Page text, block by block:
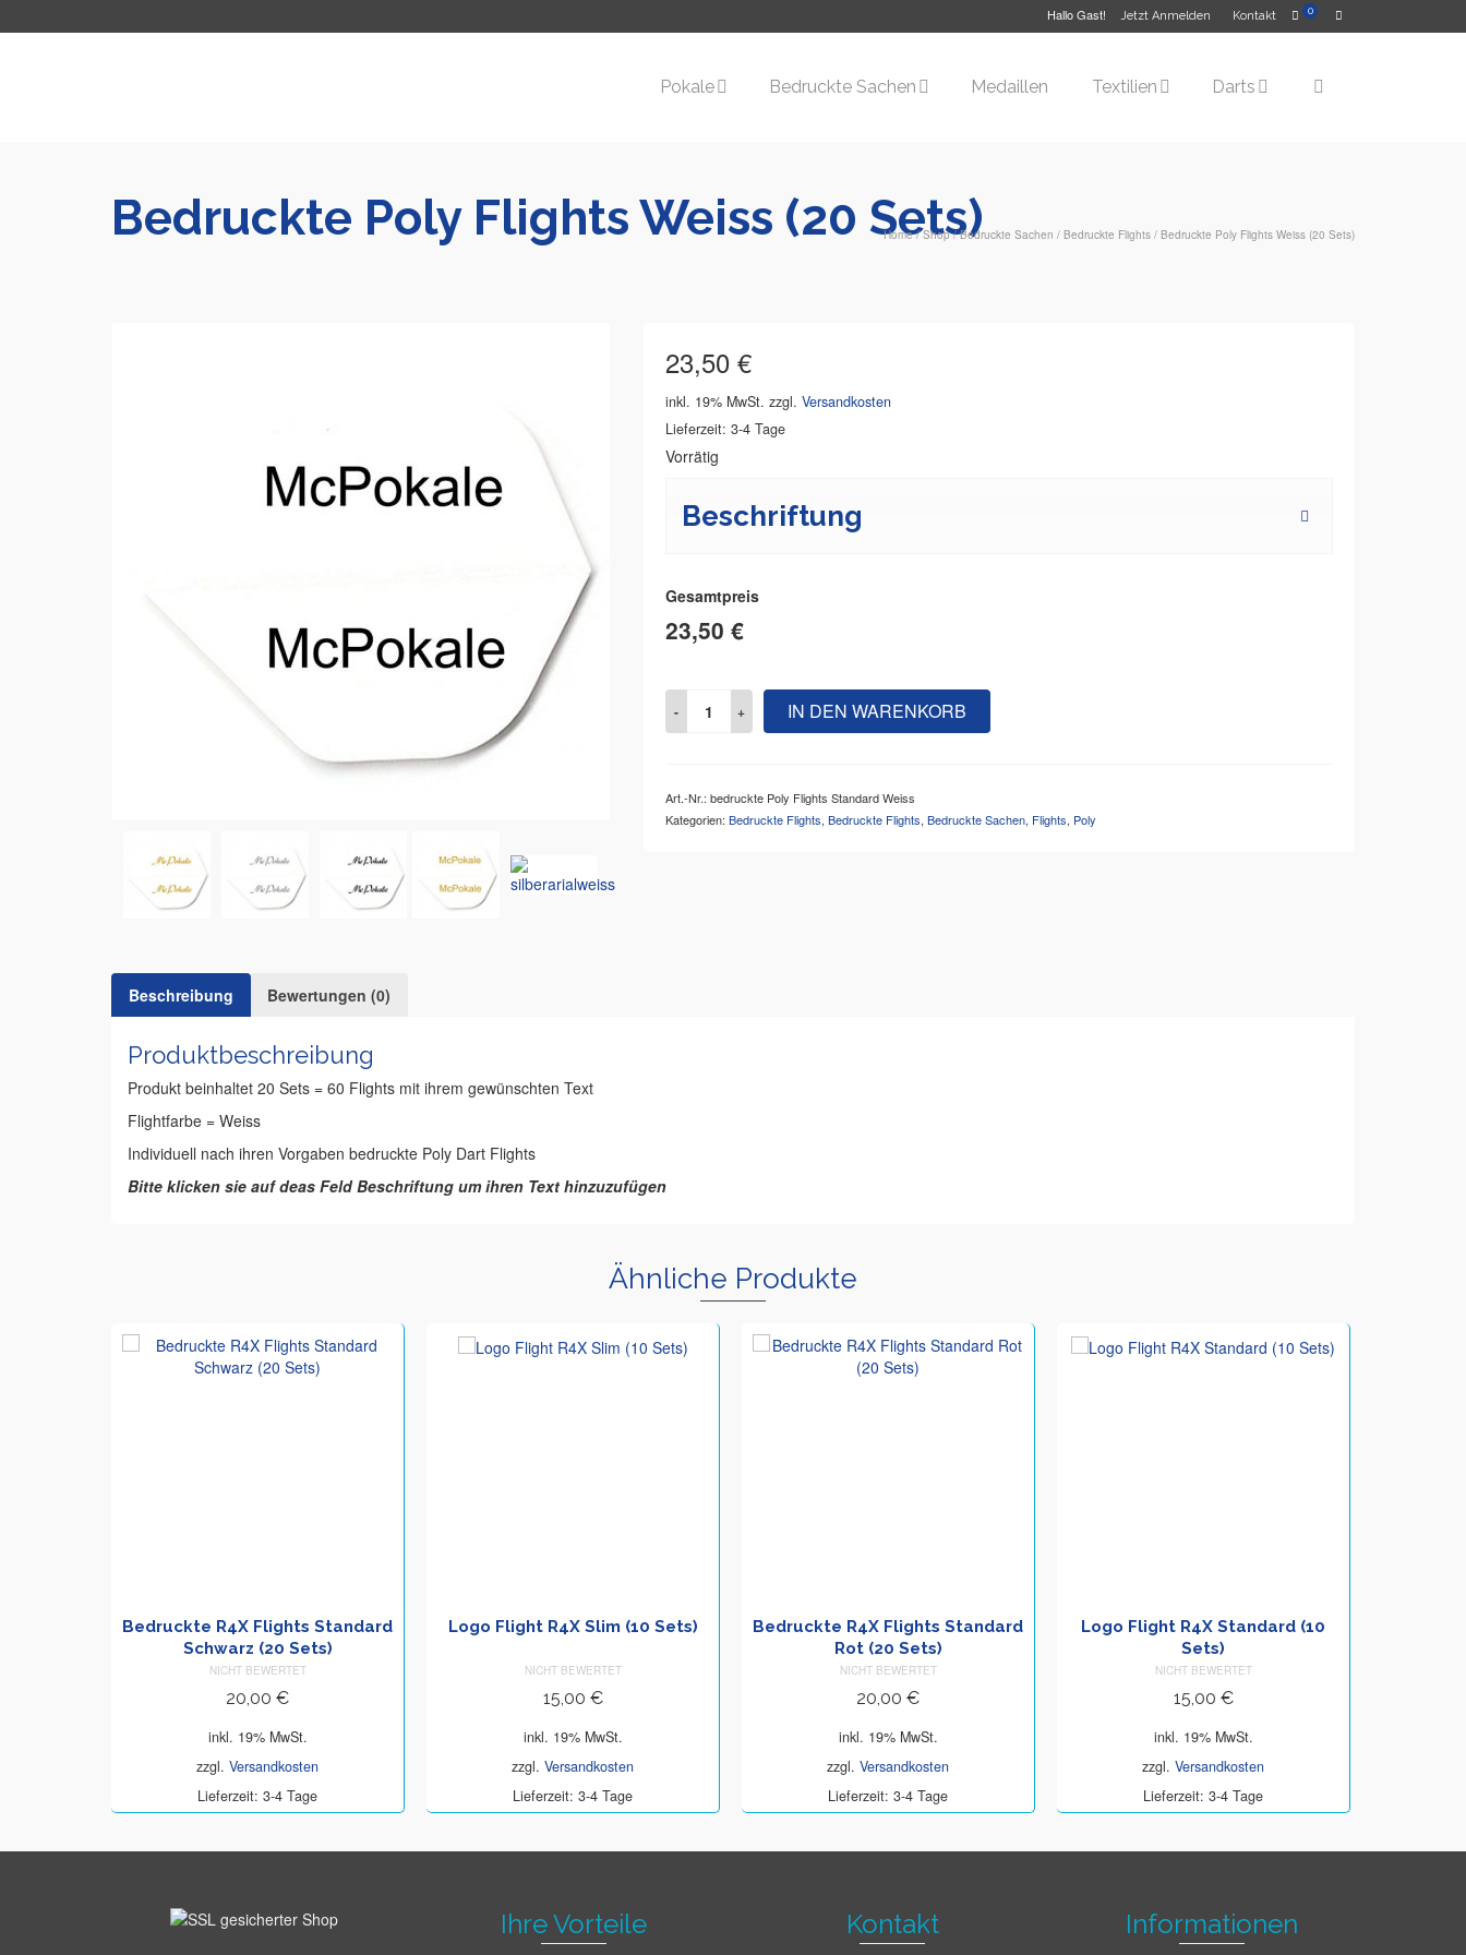
0
Hallo Gast! Jetzt Anmelden Kontakt
Pokale Bedruckte Sachen Medaillen Textilien Darts
Bedruckte Poly Flights Weiss (20 Sets)
Home/Shop/Bedruckte Sachen / Bedruckte Flights / Bedruckte Poly Flights Weiss (20 Sets)
23,50 €
inkl. 19% MwSt. zzgl. Versandkosten
Lieferzeit: 3-4 Tage
Vorrätig
Beschriftung
Gesamtpreis
23,50 €
IN DEN WARENKORB
Art.-Nr.: bedruckte Poly Flights Standard Weiss
Kategorien: Bedruckte Flights, Bedruckte Flights, Bedruckte Sachen, Flights, Poly
Beschreibung Bewertungen (0)
Produktbeschreibung
Produkt beinhaltet 20 Sets = 60 Flights mit ihrem gewünschten Text
Flightfarbe = Weiss
Individuell nach ihren Vorgaben bedruckte Poly Dart Flights
Bitte klicken sie auf deas Feld Beschriftung um ihren Text hinzuzufügen
Ähnliche Produkte
Bedruckte R4X Flights Standard
Schwarz (20 Sets)
NICHT BEWERTET
20,00 €
inkl. 19% MwSt.
zzgl. Versandkosten
Lieferzeit: 3-4 Tage
Logo Flight R4X Slim (10 Sets)
NICHT BEWERTET
15,00 €
inkl. 19% MwSt.
zzgl. Versandkosten
Lieferzeit: 3-4 Tage
Bedruckte R4X Flights Standard
Rot (20 Sets)
NICHT BEWERTET
20,00 €
inkl. 19% MwSt.
zzgl. Versandkosten
Lieferzeit: 3-4 Tage
Logo Flight R4X Standard (10
Sets)
NICHT BEWERTET
15,00 €
inkl. 19% MwSt.
zzgl. Versandkosten
Lieferzeit: 3-4 Tage
Ihre Vorteile Kontakt Informationen